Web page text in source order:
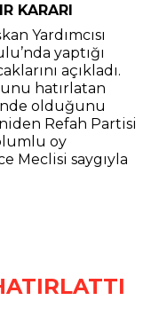
KARARI
Yardımcısı
yaptığı
açıkladı.
hatırlatan
olduğunu
Refah Partisi
oy
Meclisi saygıyla